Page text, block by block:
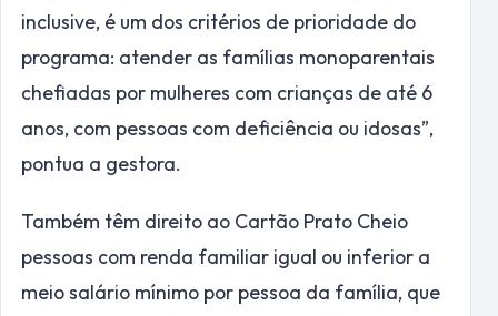
inclusive, é um dos critérios de prioridade do
programa: atender as famílias monoparentais
chefiadas por mulheres com crianças de até 6
anos, com pessoas com deficiência ou idosas”,
pontua a gestora.
Também têm direito ao Cartão Prato Cheio
pessoas com renda familiar igual ou inferior a
meio salário mínimo por pessoa da família, que